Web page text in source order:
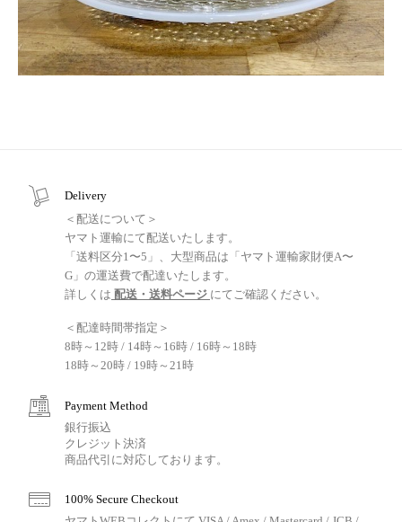
Delivery
＜配送について＞
ヤマト運輸にて配送いたします。
「送料区分1〜5」、大型商品は「ヤマト運輸家財便A〜
G」の運送費で配達いたします。
詳しくは 配送・送料ページ にてご確認ください。
＜配達時間帯指定＞
8時～12時 / 14時～16時 / 16時～18時
18時～20時 / 19時～21時
Payment Method
銀行振込
クレジット決済
商品代引に対応しております。
100% Secure Checkout